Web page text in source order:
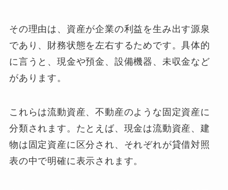
その理由は、資産が企業の利益を生み出す源泉
であり、財務状態を左右するためです。具体的
に言うと、現金や預金、設備機器、未収金など
があります。
これらは流動資産、不動産のような固定資産に
分類されます。たとえば、現金は流動資産、建
物は固定資産に区分され、それぞれが貸借対照
表の中で明確に表示されます。